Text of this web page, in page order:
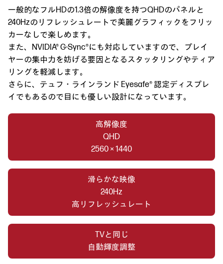
一般的なフルHDの1.3倍の解像度を持つQHDのパネルと
240Hzのリフレッシュレートで美麗グラフィックをフリッ
カーなしで楽しめます。
また、NVIDIA® G-Sync®にも対応していますので、プレイ
ヤーの集中力を妨げる要因となるスタッタリングやティア
リングを軽減します。
さらに、テュフ・ラインランド Eyesafe® 認定ディスプレ
イでもあるので目にも優しい設計になっています。
高解像度
QHD
2560 × 1440
滑らかな映像
240Hz
高リフレッシュレート
TVと同じ
自動輝度調整